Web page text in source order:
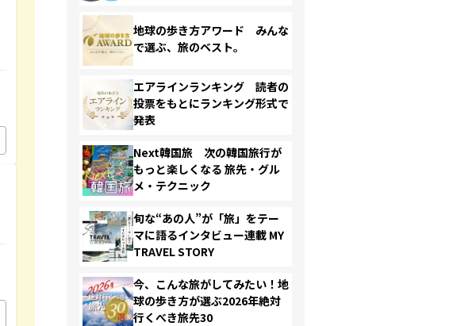
地球の歩き方アワード みんな
で選ぶ、旅のベスト。
エアラインランキング 読者の
投票をもとにランキング形式で
発表
Next韓国旅 次の韓国旅行が
もっと楽しくなる 旅先・グル
メ・テクニック
旬な“あの人”が「旅」をテー
マに語るインタビュー連載 MY
TRAVEL STORY
今、こんな旅がしてみたい！地
球の歩き方が選ぶ2026年絶対
行くべき旅先30